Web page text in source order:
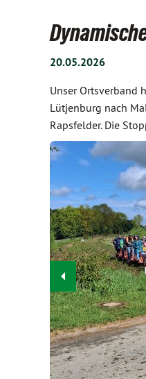
20.05.2026
Unser Ortsverband
Lütjenburg nach
Rapsfelder. Die